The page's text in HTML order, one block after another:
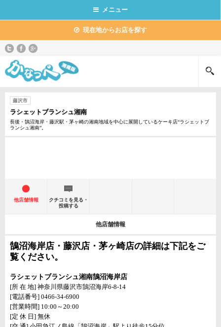
メニュー
現在地からお店を探す
藤沢市
ラシェットブランシュ湘南
長後・鵠沼海岸・藤沢駅・茅ヶ崎の湘南地域を中心に展開しているケーキ店“ラシェットブ
ランシュ湘南”。
他店舗情報
クチコミを見る・
投稿する
他店舗情報
鵠沼海岸店・藤沢店・茅ヶ崎店の詳細は下記をご
覧ください。
ラシェットブランシュ湘南鵠沼海岸店
[所 在 地] 神奈川県藤沢市鵠沼海岸6-8-14
[電話番号] 0466-34-6900
[営業時間] 10:00～20:00
[定 休 日] 無休